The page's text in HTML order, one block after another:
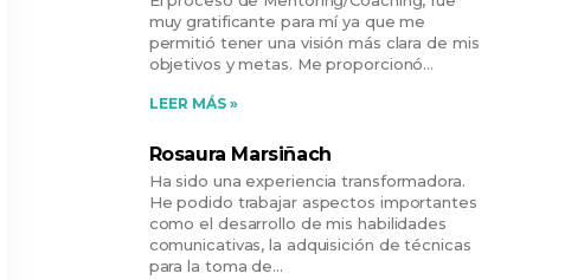
muy gratificante para mí ya que me
permitió tener una visión más clara de mis
objetivos y metas. Me proporcionó
LEER MÁS »
Rosaura Marsiñach
Ha sido una experiencia transformadora.
He podido trabajar aspectos importantes
como el desarrollo de mis habilidades
comunicativas, la adquisición de técnicas
para la toma de